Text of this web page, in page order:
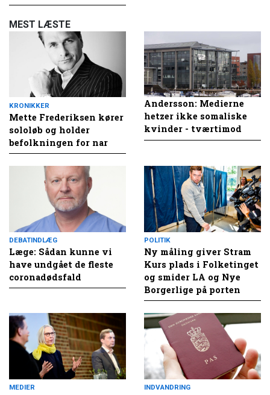
MEST LÆSTE
KRONIKKER
Mette Frederiksen kører
sololøb og holder
befolkningen for nar
Andersson: Medierne
hetzer ikke somaliske
kvinder - tværtimod
DEBATINDLÆG
Læge: Sådan kunne vi
have undgået de fleste
coronadødsfald
POLITIK
Ny måling giver Stram
Kurs plads i Folketinget
og smider LA og Nye
Borgerlige på porten
MEDIER INDVANDRING